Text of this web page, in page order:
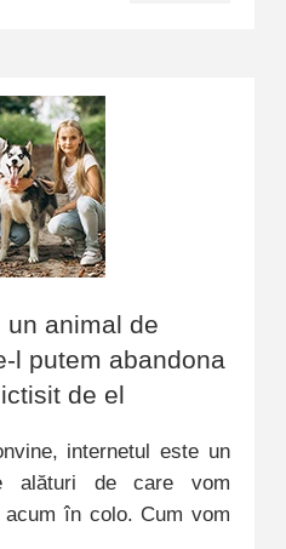
un animal de
l putem abandona
de el
internetul este un
alături de care vom
în colo. Cum vom